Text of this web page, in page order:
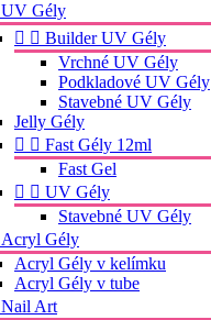
UV Gély
  Builder UV Gély
Vrchné UV Gély
Podkladové UV Gély
Stavebné UV Gély
Jelly Gély
  Fast Gély 12ml
Fast Gel
  UV Gély
Stavebné UV Gély
Acryl Gély
Acryl Gély v kelímku
Acryl Gély v tube
Nail Art